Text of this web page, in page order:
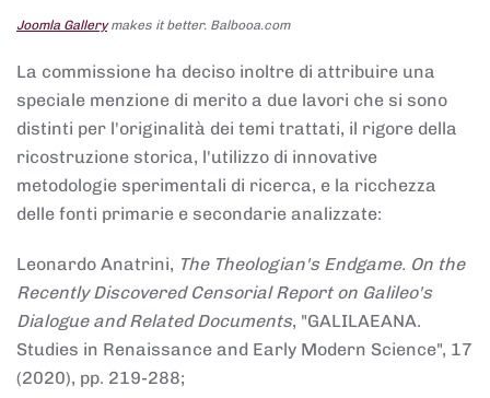
Joomla Gallerymakes it better. Balbooa.com
La commissione ha deciso inoltre di attribuire una
speciale menzione di merito a due lavori che si sono
distinti per l'originalità dei temi trattati, il rigore della
ricostruzione storica, l'utilizzo di innovative
metodologie sperimentali di ricerca, e la ricchezza
delle fonti primarie e secondarie analizzate:
Leonardo Anatrini, The Theologian's Endgame. On the
Recently Discovered Censorial Report on Galileo's
Dialogue and Related Documents, "GALILAEANA.
Studies in Renaissance and Early Modern Science", 17
(2020), pp. 219-288;